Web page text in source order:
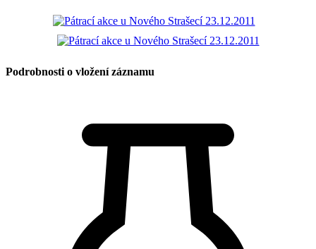
Podrobnosti o vložení záznamu